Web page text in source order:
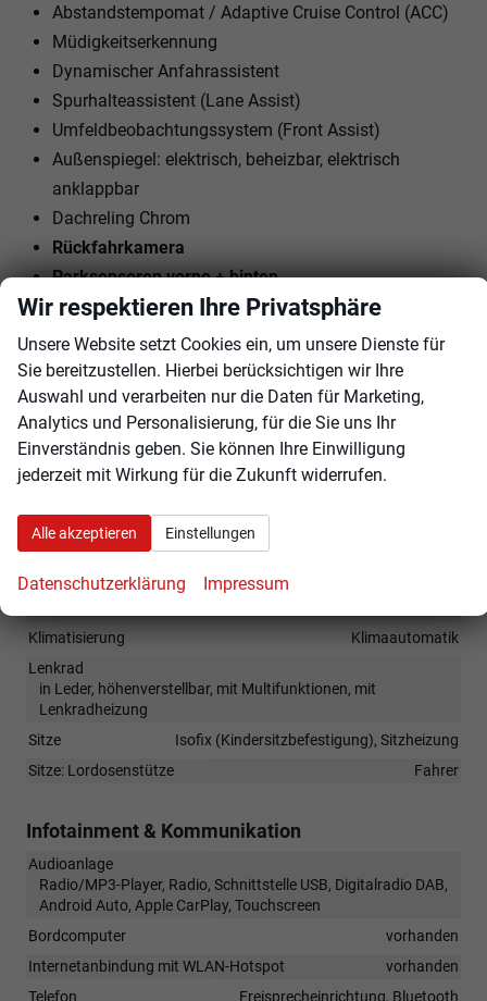
Abstandstempomat / Adaptive Cruise Control (ACC)
Müdigkeitserkennung
Dynamischer Anfahrassistent
Spurhalteassistent (Lane Assist)
Umfeldbeobachtungssystem (Front Assist)
Außenspiegel: elektrisch, beheizbar, elektrisch
anklappbar
Dachreling Chrom
Rückfahrkamera
Parksensoren vorne + hinten
17"" LM-Felgen mit Reifen 215/55R17
Nebelscheinwerfer vorne
Tagfahrlicht mit LED
LED-Scheinwerfer
Geschwindigkeitserkennung
Navigation vorbereitet
wireless Apple Carplay / Android Auto
Garantieverlängerung: 5 Jahre / 100.000 KM
Innen
Klimatisierung
Klimaautomatik
Lenkrad
in Leder, höhenverstellbar, mit Multifunktionen, mit
Lenkradheizung
Sitze
Isofix (Kindersitzbefestigung), Sitzheizung
Sitze: Lordosenstütze
Fahrer
Infotainment & Kommunikation
Audioanlage
Radio/MP3-Player, Radio, Schnittstelle USB, Digitalradio DAB,
Android Auto, Apple CarPlay, Touchscreen
Bordcomputer
vorhanden
Internetanbindung mit WLAN-Hotspot
vorhanden
Telefon
Freisprecheinrichtung, Bluetooth
Wir respektieren Ihre Privatsphäre
Unsere Website setzt Cookies ein, um unsere Dienste für
Sie bereitzustellen. Hierbei berücksichtigen wir Ihre
Auswahl und verarbeiten nur die Daten für Marketing,
Analytics und Personalisierung, für die Sie uns Ihr
Einverständnis geben. Sie können Ihre Einwilligung
jederzeit mit Wirkung für die Zukunft widerrufen.
Alle akzeptieren Einstellungen
Datenschutzerklärung Impressum